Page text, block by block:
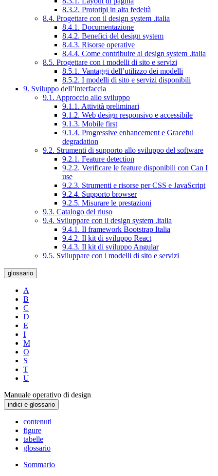
8.3.2. Prototipi in alta fedeltà
8.4. Progettare con il design system .italia
8.4.1. Documentazione
8.4.2. Benefici del design system
8.4.3. Risorse operative
8.4.4. Come contribuire al design system .italia
8.5. Progettare con i modelli di sito e servizi
8.5.1. Vantaggi dell’utilizzo dei modelli
8.5.2. I modelli di sito e servizi disponibili
9. Sviluppo dell’interfaccia
9.1. Approccio allo sviluppo
9.1.1. Attività preliminari
9.1.2. Web design responsivo e accessibile
9.1.3. Mobile first
9.1.4. Progressive enhancement e Graceful
degradation
9.2. Strumenti di supporto allo sviluppo del software
9.2.1. Feature detection
9.2.2. Verificare le feature disponibili con Can I
use
9.2.3. Strumenti e risorse per CSS e JavaScript
9.2.4. Supporto browser
9.2.5. Misurare le prestazioni
9.3. Catalogo del riuso
9.4. Sviluppare con il design system .italia
9.4.1. Il framework Bootstrap Italia
9.4.2. Il kit di sviluppo React
9.4.3. Il kit di sviluppo Angular
9.5. Sviluppare con i modelli di sito e servizi
glossario
A
B
C
D
E
I
M
O
S
T
U
Manuale operativo di design
indici e glossario
contenuti
figure
tabelle
glossario
Sommario